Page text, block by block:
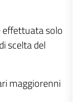
effettuata solo
scelta del
maggiorenni